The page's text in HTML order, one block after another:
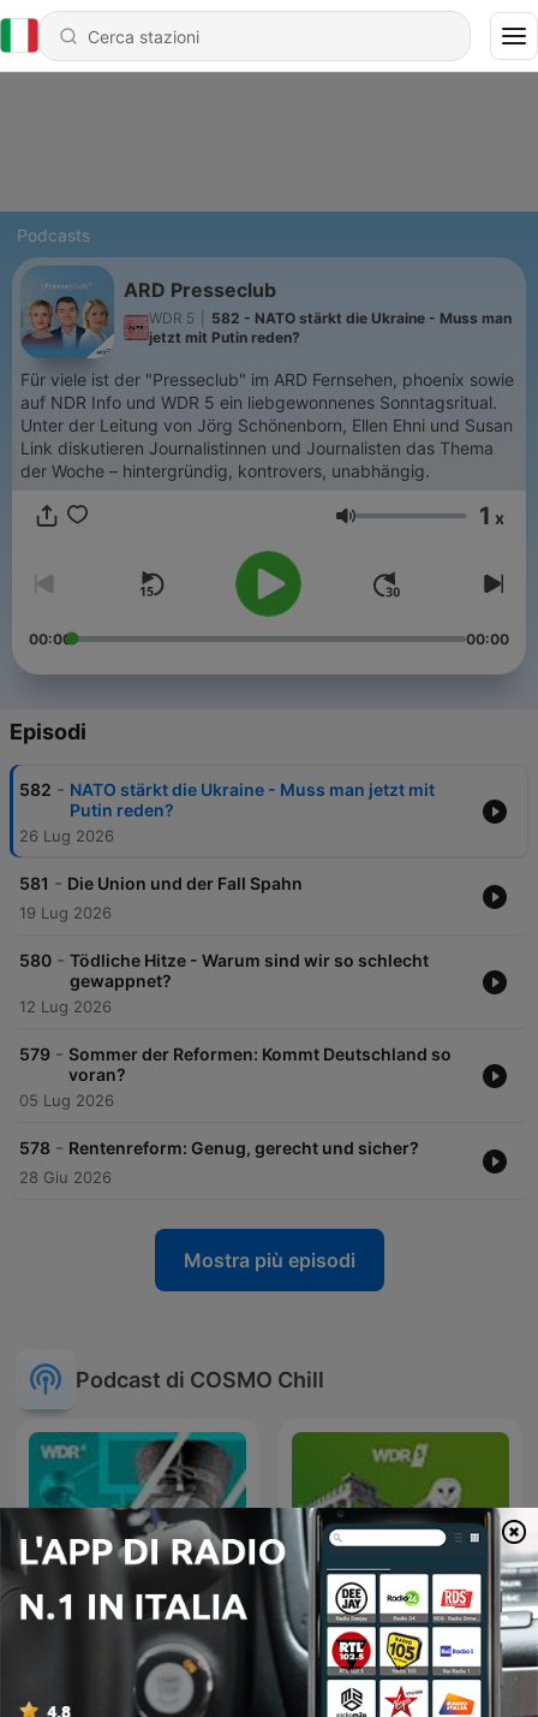
Podcasts
ARD Presseclub
WDR 5
582 - NATO stärkt die Ukraine - Muss man
jetzt mit Putin reden?
Für viele ist der "Presseclub" im ARD Fernsehen, phoenix sowie
auf NDR Info und WDR 5 ein liebgewonnenes Sonntagsritual.
Unter der Leitung von Jörg Schönenborn, Ellen Ehni und Susan
Link diskutieren Journalistinnen und Journalisten das Thema
der Woche – hintergründig, kontrovers, unabhängig.
Volume 1 x
00:00 00:00
Episodi
582 - NATO stärkt die Ukraine - Muss man jetzt mit
Putin reden?
26 Lug 2026
581 - Die Union und der Fall Spahn
19 Lug 2026
580 - Tödliche Hitze - Warum sind wir so schlecht
gewappnet?
12 Lug 2026
579 - Sommer der Reformen: Kommt Deutschland so
voran?
05 Lug 2026
578 - Rentenreform: Genug, gerecht und sicher?
28 Giu 2026
Mostra più episodi
Podcast di COSMO Chill
WDR Zeitzeichen
WDR 5 Das
philosophische Radio